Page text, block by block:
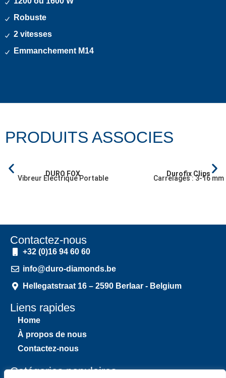
Robuste
2 vitesses
Emmanchement M14
PRODUITS ASSOCIES
DURO FOX
Vibreur Electrique Portable
Durofix Clips
Carrelages : 3-16 mm
Contactez-nous
+32 (0)16 94 60 60
info@duro-diamonds.be
Hellegatstraat 16 – 2590 Berlaar - Belgium
Liens rapides
Home
À propos de nous
Contactez-nous
Catégories populaires